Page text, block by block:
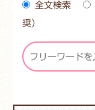
全文検索
奨）